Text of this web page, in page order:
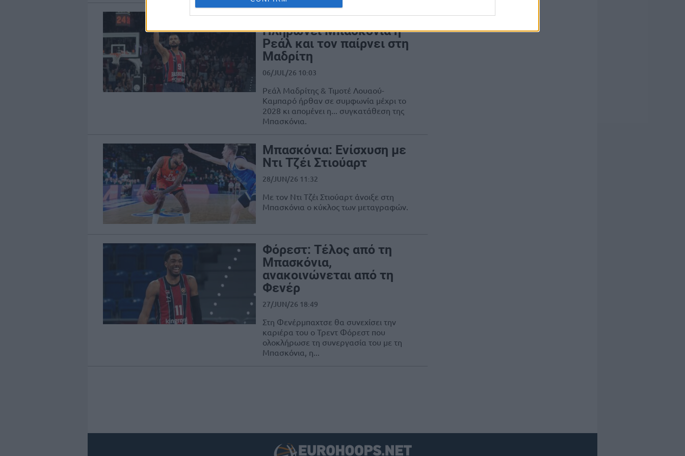
Λουαού-Καμπαρό:
Πληρώνει Μπασκόνια η
Ρεάλ και τον παίρνει στη
Μαδρίτη
06/JUL/26 10:03
Ρεάλ Μαδρίτης & Τιμοτέ Λουαού-
Καμπαρό ήρθαν σε συμφωνία μέχρι το
2028 κι απομένει η... συγκατάθεση της
Μπασκόνια.
Μπασκόνια: Ενίσχυση με
Ντι Τζέι Στιούαρτ
28/JUN/26 11:32
Με τον Ντι Τζέι Στιούαρτ άνοιξε στη
Μπασκόνια ο κύκλος των μεταγραφών.
Φόρεστ: Τέλος από τη
Μπασκόνια,
ανακοινώνεται από τη
Φενέρ
27/JUN/26 18:49
Στη Φενέρμπαχτσε θα συνεχίσει την
καριέρα του ο Τρεντ Φόρεστ που
ολοκλήρωσε τη συνεργασία του με τη
Μπασκόνια, η...